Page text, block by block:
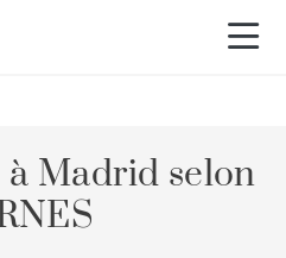
à Madrid selon